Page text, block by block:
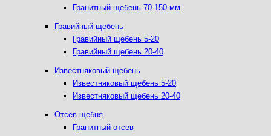
Гранитный щебень 70-150 мм
Гравийный щебень
Гравийный щебень 5-20
Гравийный щебень 20-40
Известняковый щебень
Известняковый щебень 5-20
Известняковый щебень 20-40
Отсев щебня
Гранитный отсев